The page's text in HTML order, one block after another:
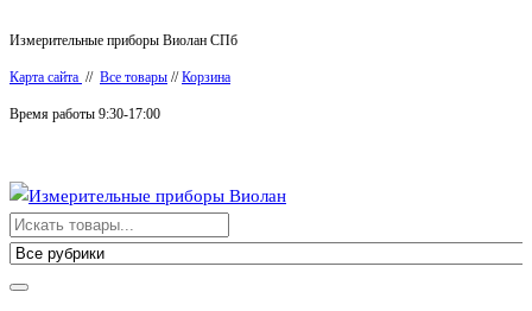
к
содержимому
Измерительные приборы Виолан СПб
Карта сайта // Все товары //Корзина
Время работы 9:30-17:00
Измерительные приборы Виолан